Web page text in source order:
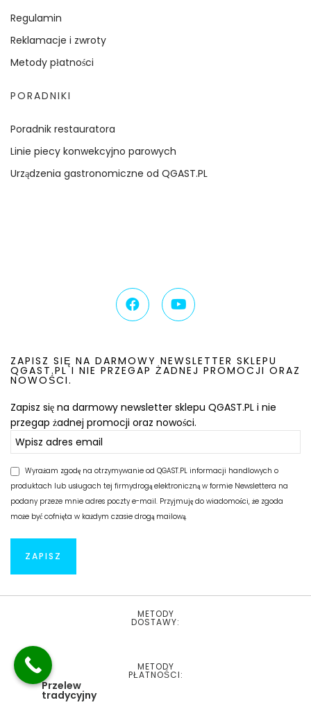
Regulamin
Reklamacje i zwroty
Metody płatności
PORADNIKI
Poradnik restauratora
Linie piecy konwekcyjno parowych
Urządzenia gastronomiczne od QGAST.PL
ZAPISZ SIĘ NA DARMOWY NEWSLETTER SKLEPU
QGAST.PL I NIE PRZEGAP ŻADNEJ PROMOCJI ORAZ
NOWOŚCI.
Zapisz się na darmowy newsletter sklepu QGAST.PL i nie
przegap żadnej promocji oraz nowości.
Wyrażam zgodę na otrzymywanie od QGAST.PL informacji handlowych o
produktach lub usługach tej firmydrogą elektroniczną w formie Newslettera na
podany przeze mnie adres poczty e-mail. Przyjmuję do wiadomości, że zgoda
może być cofnięta w każdym czasie drogą mailową.
METODY
DOSTAWY:
METODY
PŁATNOŚCI:
Przelew
tradycyjny